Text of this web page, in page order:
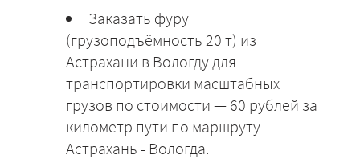
Заказать фуру
(грузоподъёмность 20 т) из
Астрахани в Вологду для
транспортировки масштабных
грузов по стоимости — 60 рублей за
километр пути по маршруту
Астрахань - Вологда.